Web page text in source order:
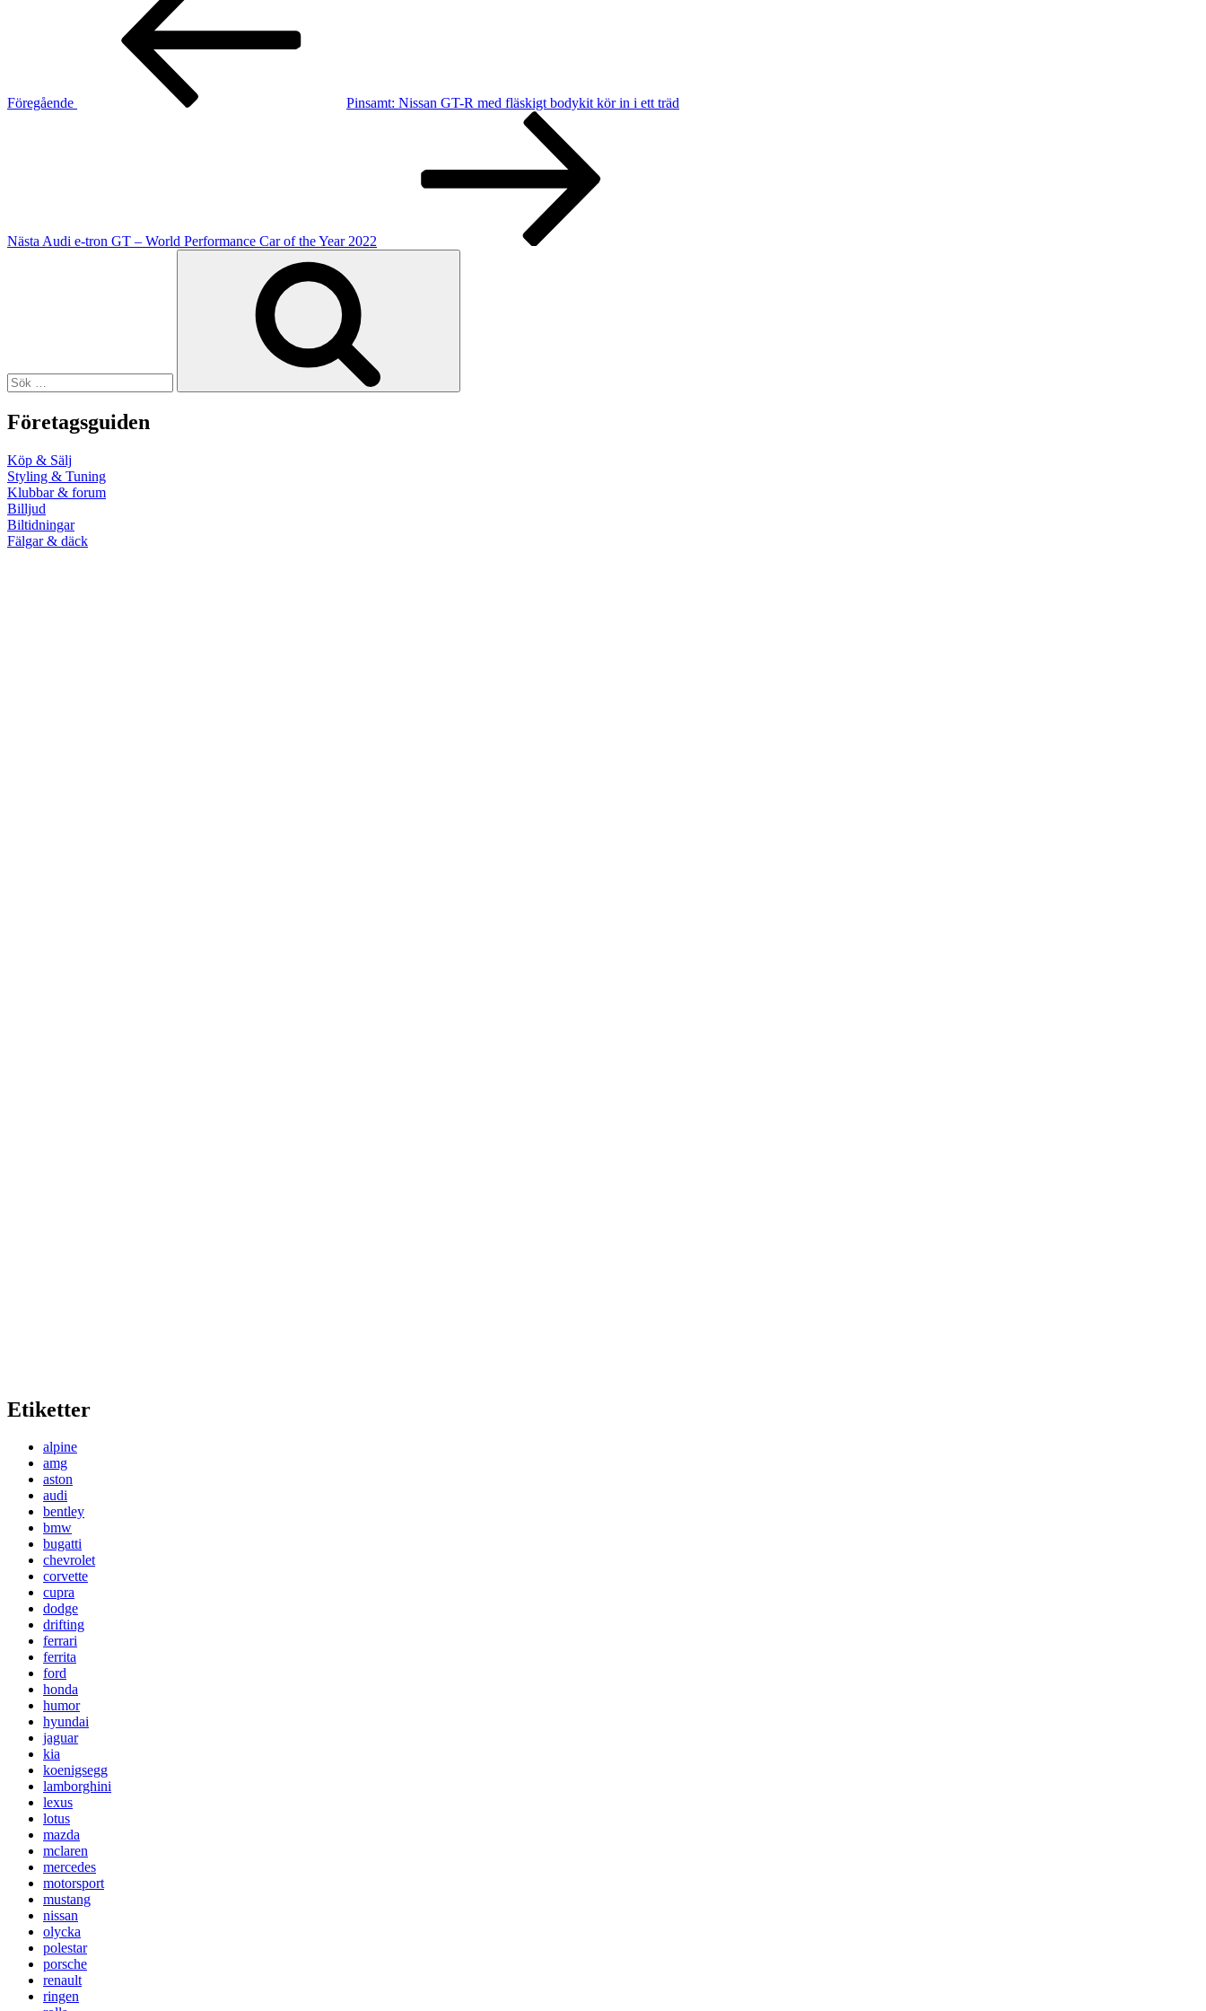
Föregående
Pinsamt: Nissan GT-R med fläskigt bodykit kör in i ett träd
Nästa Audi e-tron GT – World Performance Car of the Year 2022
Företagsguiden
Köp & Sälj
Styling & Tuning
Klubbar & forum
Billjud
Biltidningar
Fälgar & däck
Etiketter
alpine
amg
aston
audi
bentley
bmw
bugatti
chevrolet
corvette
cupra
dodge
drifting
ferrari
ferrita
ford
honda
humor
hyundai
jaguar
kia
koenigsegg
lamborghini
lexus
lotus
mazda
mclaren
mercedes
motorsport
mustang
nissan
olycka
polestar
porsche
renault
ringen